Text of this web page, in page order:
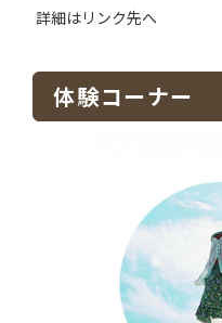
詳細はリンク先へ
体験コーナー